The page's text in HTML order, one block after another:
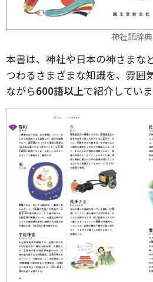
神社語辞典
本書は、神社や日本の神さまなど
つわるさまざまな知識を、雰囲
ながら600語以上で紹介していま